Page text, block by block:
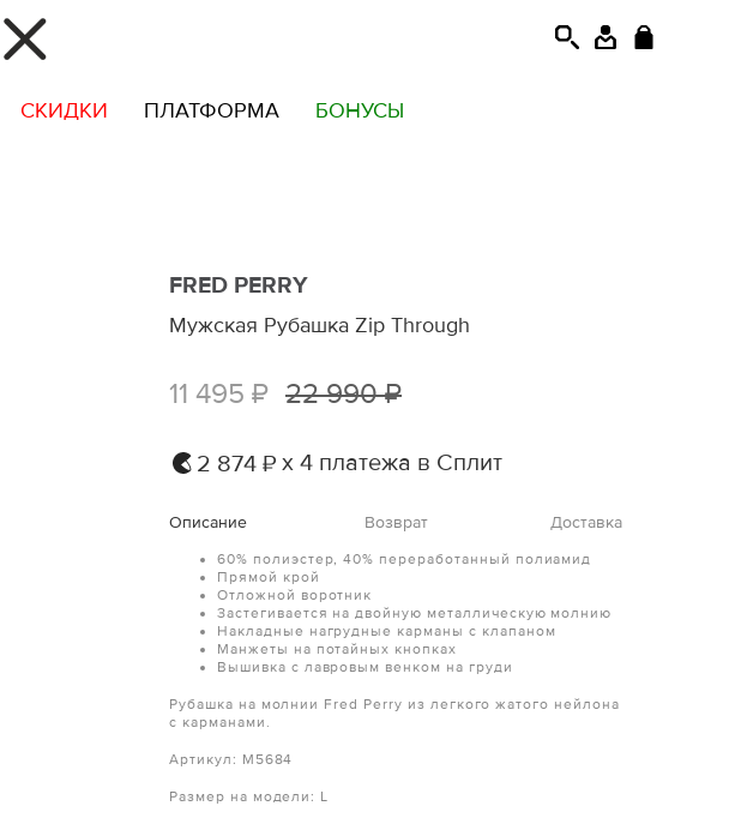
СКИДКИ ПЛАТФОРМА БОНУСЫ
FRED PERRY
Мужская Рубашка Zip Through
11 495 ₽ 22 990 ₽
2 874 ₽ х 4 платежа в Сплит
Описание Возврат Доставка
60% полиэстер, 40% переработанный полиамид
Прямой крой
Отложной воротник
Застегивается на двойную металлическую молнию
Накладные нагрудные карманы с клапаном
Манжеты на потайных кнопках
Вышивка с лавровым венком на груди
Рубашка на молнии Fred Perry из легкого жатого нейлона
с карманами.
Артикул: M5684
Размер на модели: L